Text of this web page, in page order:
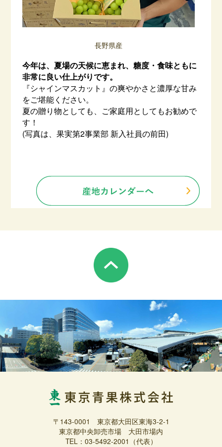
長野県産
今年は、夏場の天候に恵まれ、糖度・食味ともに
非常に良い仕上がりです。
『シャインマスカット』の爽やかさと濃厚な甘み
をご堪能ください。
夏の贈り物としても、ご家庭用としてもお勧めで
す！
(写真は、果実第2事業部 新入社員の前田)
〒143-0001 東京都大田区東海3-2-1
東京都中央卸売市場 大田市場内
TEL：03-5492-2001（代表）